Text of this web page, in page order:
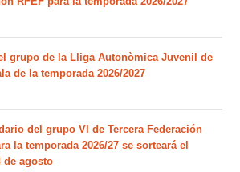
grupo de la Lliga Autonòmica Juvenil de
de la temporada 2026/2027
del grupo VI de Tercera Federación
la temporada 2026/27 se sorteará el
de agosto